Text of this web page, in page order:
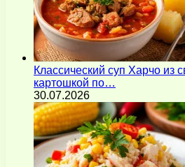
Классический суп Харчо из
картошкой по…
30.07.2026